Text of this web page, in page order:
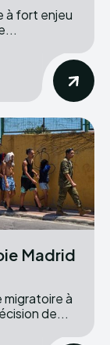
à fort enjeu
Madrid
migratoire à
de...